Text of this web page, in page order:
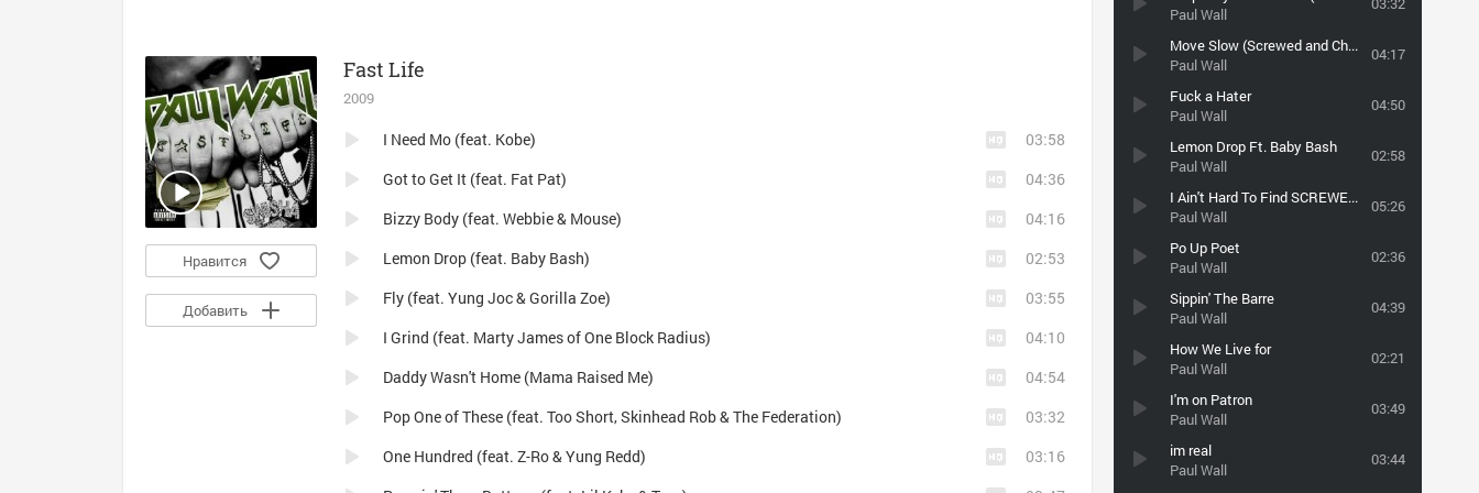
Paul Wall
Move Slow (Screwed and Chopped by SouthForce)
Paul Wall
04:17
Fuck a Hater
Paul Wall
04:50
Lemon Drop Ft. Baby Bash
Paul Wall
02:58
I Ain't Hard To Find SCREWED BY BASSREACTOR
Paul Wall
05:26
Po Up Poet
Paul Wall
02:36
Sippin' The Barre
Paul Wall
04:39
How We Live for
Paul Wall
02:21
I'm on Patron
Paul Wall
03:49
im real
Paul Wall
03:44
Fast Life
2009
Нравится
Добавить
I Need Mo (feat. Kobe)
03:58
Got to Get It (feat. Fat Pat)
04:36
Bizzy Body (feat. Webbie & Mouse)
04:16
Lemon Drop (feat. Baby Bash)
02:53
Fly (feat. Yung Joc & Gorilla Zoe)
03:55
I Grind (feat. Marty James of One Block Radius)
04:10
Daddy Wasn't Home (Mama Raised Me)
04:54
Pop One of These (feat. Too Short, Skinhead Rob & The Federation)
03:32
One Hundred (feat. Z-Ro & Yung Redd)
03:16